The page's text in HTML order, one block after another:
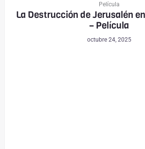
Película
La Destrucción de Jerusalén
– Película
octubre 24, 2025